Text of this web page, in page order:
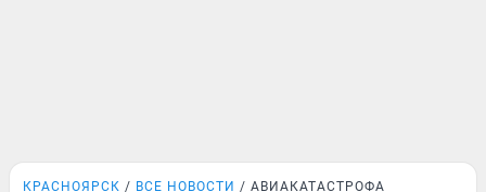
КРАСНОЯРСК ВСЕ НОВОСТИ АВИАКАТАСТРОФА